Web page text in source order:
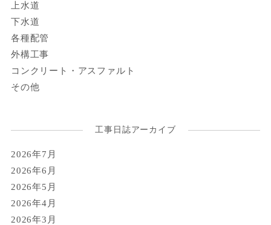
上水道
下水道
各種配管
外構工事
コンクリート・アスファルト
その他
工事日誌アーカイブ
2026年7月
2026年6月
2026年5月
2026年4月
2026年3月